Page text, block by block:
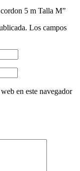
5 m Talla M”
Los campos
en este navegador